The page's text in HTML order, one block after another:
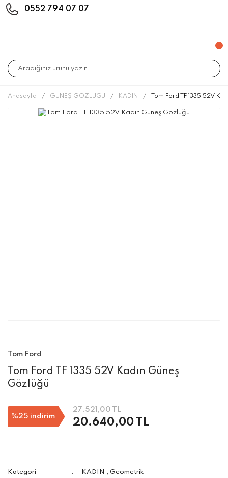
0552 794 07 07
Anasayfa GÜNEŞ GÖZLÜĞÜ KADIN Tom Ford TF 1335 52V
Tom Ford
Tom Ford TF 1335 52V Kadın Güneş
Gözlüğü
%25 indirim
27.521,00 TL
20.640,00 TL
Kategori KADIN ,Geometrik